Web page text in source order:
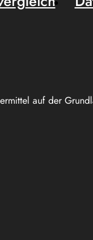
auf der